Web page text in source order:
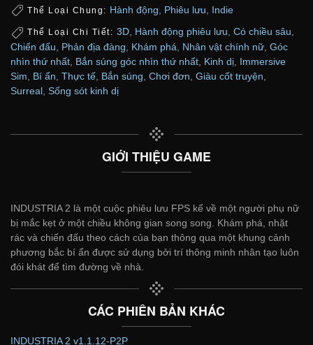
Thể Loại Chung: Hành động Phiêu lưu Indie
Thể Loại Chi Tiết: 3D, Hành động phiêu lưu, Có chiều sâu,
Chiến đấu
Phản địa đàng Khám phá Nhân vật chính nữ Góc
nhìn thứ nhất Bắn súng góc nhìn thứ nhất Kinh dị Immersive
Sim
Bí ẩn Thực tế Bắn súng Chơi đơn Giàu cốt truyện
Surreal Sống sót kinh dị
GIỚI THIỆU GAME
INDUSTRIA 2 là một cuộc phiêu lưu FPS kể về một người phụ nữ
bị mắc kẹt ở một chiều không gian song song. Khám phá, nhặt
rác và chiến đấu theo cách của bạn thông qua một khung cảnh
phương bắc bí ẩn được sử dụng bởi trí thông minh nhân tạo luôn
đói khát để tìm đường về nhà.
CÁC PHIÊN BẢN KHÁC
INDUSTRIA 2 v1.1.12-P2P